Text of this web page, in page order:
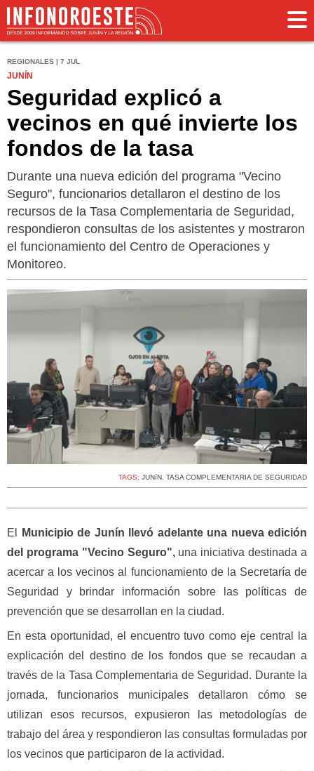
REGIONALES | 7 JUL
JUNÍN
Seguridad explicó a
vecinos en qué invierte los
fondos de la tasa
Durante una nueva edición del programa "Vecino
Seguro", funcionarios detallaron el destino de los
recursos de la Tasa Complementaria de Seguridad,
respondieron consultas de los asistentes y mostraron
el funcionamiento del Centro de Operaciones y
Monitoreo.
TAGS: JUNíN, TASA COMPLEMENTARIA DE SEGURIDAD
El
Municipio de Junín llevó adelante una nueva edición
del programa "Vecino Seguro",una iniciativa destinada a
acercar a los vecinos al funcionamiento de la Secretaría de
Seguridad y brindar información sobre las políticas de
prevención que se desarrollan en la ciudad.
En esta oportunidad, el encuentro tuvo como eje central la
explicación del destino de los fondos que se recaudan a
través de la Tasa Complementaria de Seguridad. Durante la
jornada, funcionarios municipales detallaron cómo se
utilizan esos recursos, expusieron las metodologías de
trabajo del área y respondieron las consultas formuladas por
los vecinos que participaron de la actividad.